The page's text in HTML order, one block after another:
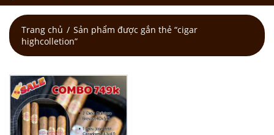
Trang chủ
Sản phẩm được gắn thẻ “cigar
highcolletion”